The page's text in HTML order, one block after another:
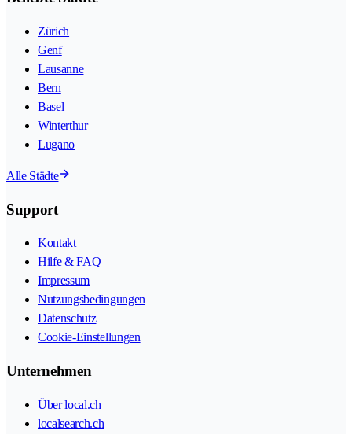
Zürich
Genf
Lausanne
Bern
Basel
Winterthur
Lugano
Alle Städte
Support
Kontakt
Hilfe & FAQ
Impressum
Nutzungsbedingungen
Datenschutz
Cookie-Einstellungen
Unternehmen
Über local.ch
localsearch.ch